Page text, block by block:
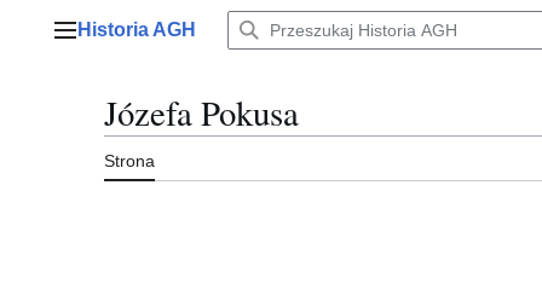
Menu główne
Historia AGH
Józefa Pokusa
Strona